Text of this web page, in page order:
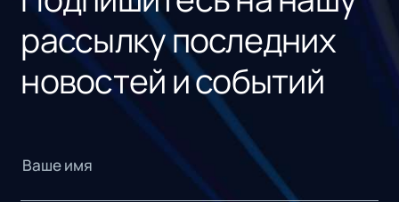
рассылку последних
новостей и событий